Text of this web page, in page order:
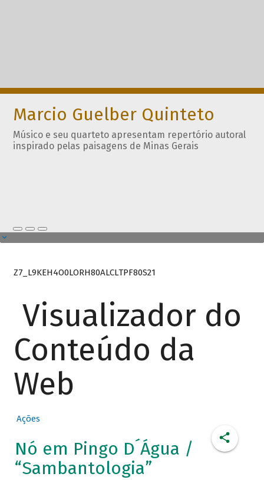
Marcio Guelber Quinteto
Músico e seu quarteto apresentam repertório autoral
inspirado pelas paisagens de Minas Gerais
Z7_L9KEH4O0LORH80ALCLTPF80S21
Visualizador do
Conteúdo da
Web
Ações
Nó em Pingo D´Água /
“Sambantologia”